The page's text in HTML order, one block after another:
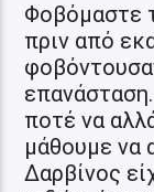
Φοβόμαστε
πριν από
ποτέ να
μάθουμε να
Δαρβίνος